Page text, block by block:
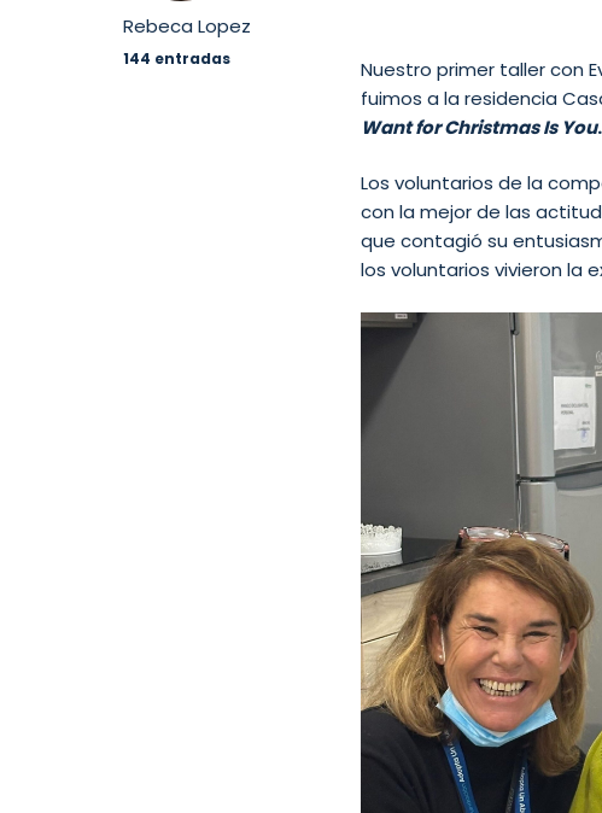
Rebeca Lopez
144 entradas
Nuestro primer taller con
fuimos a la residencia
Want for Christmas Is You
Los voluntarios de la
con la mejor de las
que contagió su
los voluntarios vivieron la